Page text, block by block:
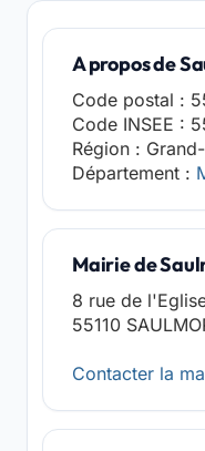
A propos de
Code postal :
Code INSEE :
Région :
Département :
Mairie de
8 rue de
55110
Contacter la